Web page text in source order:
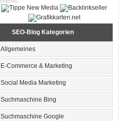
SEO-Blog Kategorien
Allgemeines
E-Commerce & Marketing
Social Media Marketing
Suchmaschine Bing
Suchmaschine Google